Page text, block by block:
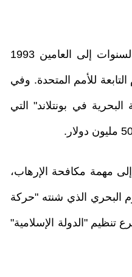
يعود الانخراط الإماراتي في الحرب الأهلية الصومالية التي استمرت لعشرات السنوات إلى العامين 1993
التابعة للأمم المتحدة. وفي
البحرية في بونتلاند" التي
مهمة مكافحة الإرهاب،
جبال غلغالا بدءًا من العام 2014 وصد الهجوم البحري الذي شنته "حركة
من فرع تنظيم "الدولة الإسلامية"